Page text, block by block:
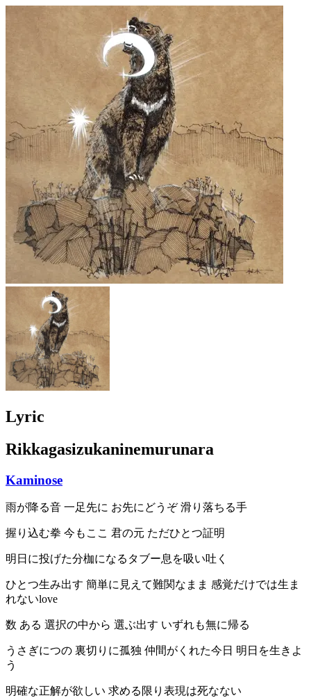
Lyric
Rikkagasizukaninemurunara
Kaminose
雨が降る音 一足先に お先にどうぞ 滑り落ちる手
握り込む拳 今もここ 君の元 ただひとつ証明
明日に投げた分枷になるタブー息を吸い吐く
ひとつ生み出す 簡単に見えて難関なまま 感覚だけでは生ま
れないlove
数 ある 選択の中から 選ぶ出す いずれも無に帰る
うさぎにつの 裏切りに孤独 仲間がくれた今日 明日を生きよ
う
明確な正解が欲しい 求める限り表現は死なない